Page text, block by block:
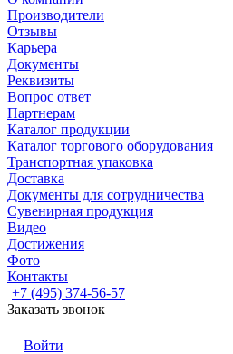
Производители
Отзывы
Карьера
Документы
Реквизиты
Вопрос ответ
Партнерам
Каталог продукции
Каталог торгового оборудования
Транспортная упаковка
Доставка
Документы для сотрудничества
Сувенирная продукция
Видео
Достижения
Фото
Контакты
+7 (495) 374-56-57
Заказать звонок
Войти